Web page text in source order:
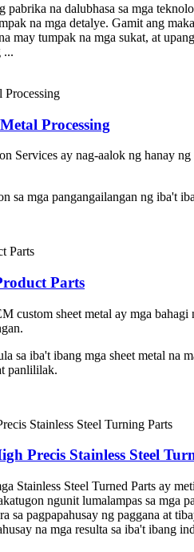
na dalubhasa sa mga
na mga detalye. Gamit ang
may tumpak na mga sukat, at
...
Processing
Services ay nag-aalok ng hanay
sa mga pangangailangan ng iba't
Parts
custom sheet metal ay mga
sa iba't ibang mga sheet metal na
panlililak.
Precis Stainless Steel
Stainless Steel Turned Parts ay
ngunit lumalampas sa
sa pagpapahusay ng paggana at
na mga resulta sa iba't ibang